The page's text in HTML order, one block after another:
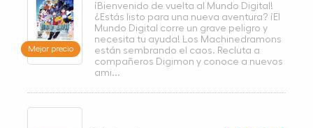
Mejor precio
¡Bienvenido de vuelta al Mundo Digital!
¿Estás listo para una nueva aventura? ¡El
Mundo Digital corre un grave peligro y
necesita tu ayuda! Los Machinedramons
están sembrando el caos. Recluta a
compañeros Digimon y conoce a nuevos
ami...